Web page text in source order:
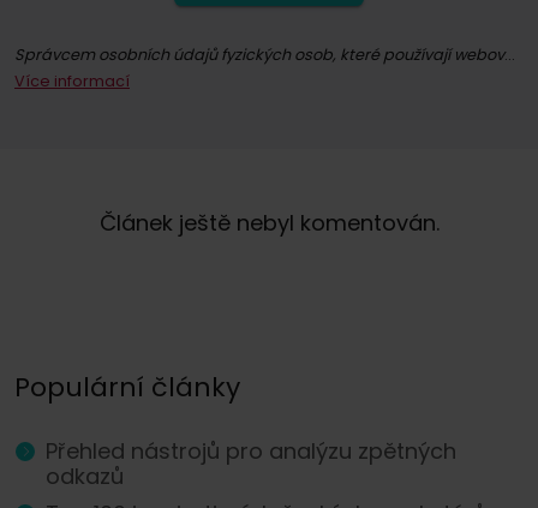
Správcem osobních údajů fyzických osob, které používají webové stránky whitepress.com a všechny jejich podstránky (dále jen Služba) ve smyslu nařízení Evropského parlamentu a Rady (EU) 2016/679 ze dne 27. dubna 2016 o ochraně fyzických osob v souvislosti se zpracováním osobních údajů a o volném pohybu těchto údajů a o zrušení směrnice 95/46/ES (dále jen GDPR), je společně "WhitePress" s.r.o. se sídlem v Bielsku-Białé, na adrese ul. Legionów 26/28, zapsaná v obchodním rejstříku Národního soudního rejstříku vedeného Okresním soudem v Bielsku-Białé, 8. hospodářské oddělení Národního soudního rejstříku pod číslem KRS: 0000651339, NIP: 9372667797, REGON: 243400145 a další společnosti
Registrací k odběru newsletteru souhlasíte se zasíláním obchodních informací prostřednictvím elektronických komunikačních prostředků, zejména e-mailu, týkajících se přímého marketingu služeb a produktů nabízených společností WhitePress s.r.o. a jejími důvěryhodnými obchodními partnery, kteří mají zájem o marketing vlastního zboží nebo služeb. Právním základem pro zpracování vašich osobních údajů je udělený souhlas (čl. 6 odst. 1 písm. a) GDPR).
Více informací
Článek ještě nebyl komentován.
Populární články
Přehled nástrojů pro analýzu zpětných
odkazů